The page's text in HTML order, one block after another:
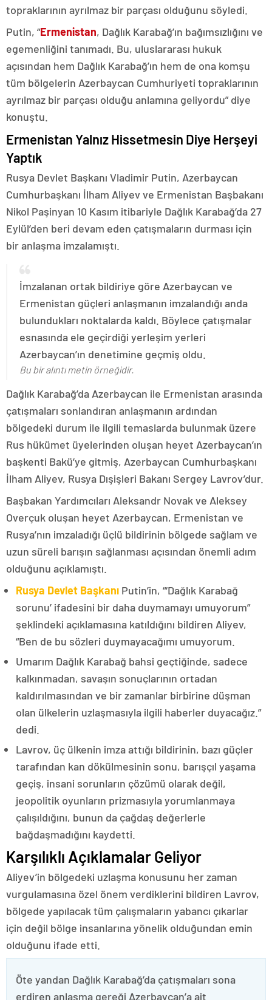
topraklarının ayrılmaz bir parçası olduğunu söyledi.
Putin, “Ermenistan, Dağlık Karabağ’ın bağımsızlığını ve
egemenliğini tanımadı. Bu, uluslararası hukuk
açısından hem Dağlık Karabağ’ın hem de ona komşu
tüm bölgelerin Azerbaycan Cumhuriyeti topraklarının
ayrılmaz bir parçası olduğu anlamına geliyordu” diye
konuştu.
Ermenistan Yalnız Hissetmesin Diye Herşeyi
Yaptık
Rusya Devlet Başkanı Vladimir Putin, Azerbaycan
Cumhurbaşkanı İlham Aliyev ve Ermenistan Başbakanı
Nikol Paşinyan 10 Kasım itibariyle Dağlık Karabağ’da 27
Eylül’den beri devam eden çatışmaların durması için
bir anlaşma imzalamıştı.
İmzalanan ortak bildiriye göre Azerbaycan ve
Ermenistan güçleri anlaşmanın imzalandığı anda
bulundukları noktalarda kaldı. Böylece çatışmalar
esnasında ele geçirdiği yerleşim yerleri
Azerbaycan’ın denetimine geçmiş oldu.
Bu bir alıntı metin örneğidir.
Dağlık Karabağ’da Azerbaycan ile Ermenistan arasında
çatışmaları sonlandıran anlaşmanın ardından
bölgedeki durum ile ilgili temaslarda bulunmak üzere
Rus hükümet üyelerinden oluşan heyet Azerbaycan’ın
başkenti Bakü’ye gitmiş, Azerbaycan Cumhurbaşkanı
İlham Aliyev, Rusya Dışişleri Bakanı Sergey Lavrov’dur.
Başbakan Yardımcıları Aleksandr Novak ve Aleksey
Overçuk oluşan heyet Azerbaycan, Ermenistan ve
Rusya’nın imzaladığı üçlü bildirinin bölgede sağlam ve
uzun süreli barışın sağlanması açısından önemli adım
olduğunu açıklamıştı.
Rusya Devlet Başkanı Putin’in, “‘Dağlık Karabağ
sorunu’ ifadesini bir daha duymamayı umuyorum”
şeklindeki açıklamasına katıldığını bildiren Aliyev,
“Ben de bu sözleri duymayacağımı umuyorum.
Umarım Dağlık Karabağ bahsi geçtiğinde, sadece
kalkınmadan, savaşın sonuçlarının ortadan
kaldırılmasından ve bir zamanlar birbirine düşman
olan ülkelerin uzlaşmasıyla ilgili haberler duyacağız.”
dedi.
Lavrov, üç ülkenin imza attığı bildirinin, bazı güçler
tarafından kan dökülmesinin sonu, barışçıl yaşama
geçiş, insani sorunların çözümü olarak değil,
jeopolitik oyunların prizmasıyla yorumlanmaya
çalışıldığını, bunun da çağdaş değerlerle
bağdaşmadığını kaydetti.
Karşılıklı Açıklamalar Geliyor
Aliyev’in bölgedeki uzlaşma konusunu her zaman
vurgulamasına özel önem verdiklerini bildiren Lavrov,
bölgede yapılacak tüm çalışmaların yabancı çıkarlar
için değil bölge insanlarına yönelik olduğundan emin
olduğunu ifade etti.
Öte yandan Dağlık Karabağ’da çatışmaları sona
erdiren anlaşma gereği Azerbaycan’a ait